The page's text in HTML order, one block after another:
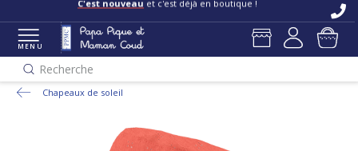
C'est nouveau et c'est déjà en boutique !
MENU
Recherche
Chapeaux de soleil